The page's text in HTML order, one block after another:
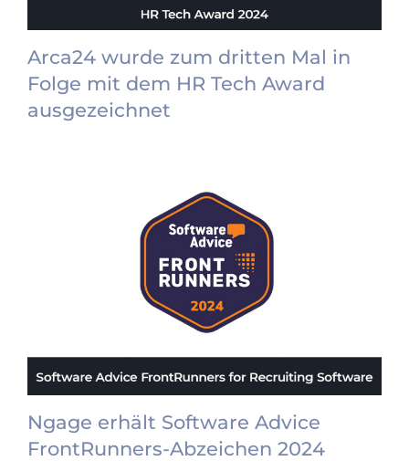
Arca24 wurde zum dritten Mal in
Folge mit dem HR Tech Award
ausgezeichnet
Ngage erhält Software Advice
FrontRunners-Abzeichen 2024